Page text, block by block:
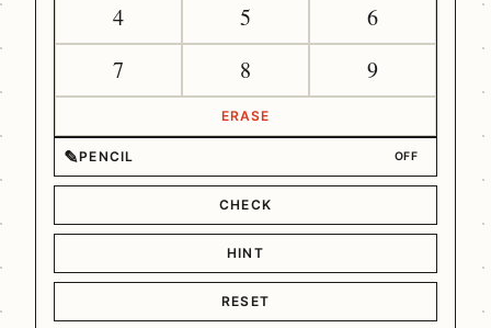
4
5
6
7
8 9
ERASE
✎PENCIL OFF
CHECK
HINT
RESET